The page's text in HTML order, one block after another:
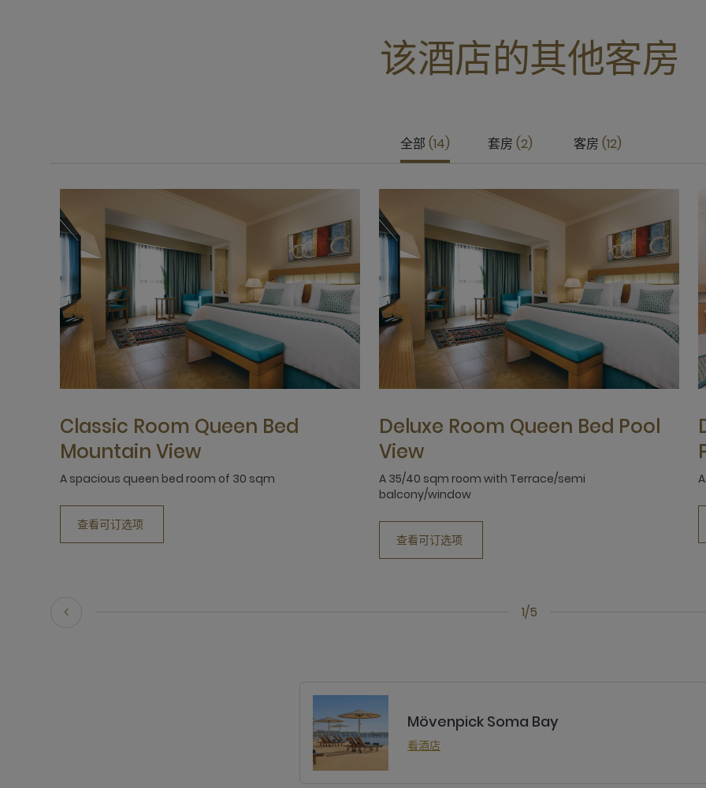
该酒店的其他客房
全部 14 套房 2 客房 12
1/5
Classic Room Queen Bed
Mountain View
A spacious queen bed room of 30 sqm
查看可订选项
Deluxe Room Queen Bed Pool
View
A 35/40 sqm room with Terrace/semi
balcony/window
查看可订选项
Mövenpick Soma Bay
看酒店